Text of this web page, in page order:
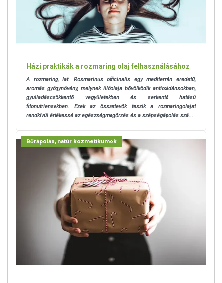
többet ne tegyél. Használata előtt bőrpróba végzése javasolt.
Végezz bőrtesztet egy kis felületen hígított illóolaj
keverékkel! Tünetmentesség esetén tovább használható! Ne kerüljön
szembe, belső fülbe és érzékeny testfelületekre!
édesanyák ne használják!Kerülni kell szoptatás ideje alatt, mert az
gyerekeknek nem javasolt!
TOVÁBBI TUDNIVALÓK A TERMÉKRŐL:
termék.
Hűvös, fénytől védett helyen, zárt kupakkal. Hűtőben tárolva
az olaj zavarossá válhat, de ez nincs hatással a termék minőségére.
Farkas Péter e. v., Pécs
Származási hely: EU
Házi praktikák a rozmaring olaj felhasználásához
A rozmaring, lat. Rosmarinus officinalis egy mediterrán eredetű,
aromás gyógynövény, melynek illóolaja bővölködik antioxidánsokban,
gyulladáscsökkentő vegyületekben és serkentő hatású
fitonutriensekben. Ezek az összetevők teszik a rozmaringolajat
rendkívül értékessé az egészségmegőrzés és a szépségápolás szá...
Bőrápolás, natúr kozmetikumok